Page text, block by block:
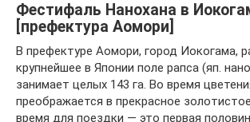
Фестифаль Нанохана в
[префектура Аомори]
В префектуре Аомори, город Иокогама,
крупнейшее в Японии поле рапса (яп.
занимает целых 143 га. Во время
преображается в прекрасное
время для поездки — это первая